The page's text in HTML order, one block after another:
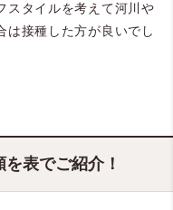
スタイルを考えて河川や
は接種した方が良いでし
表でご紹介！